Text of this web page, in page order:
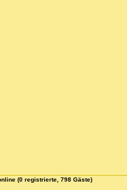
(0 registrierte, 798 Gäste)